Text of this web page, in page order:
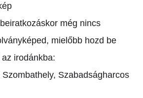
még nincs
mielőbb hozd be
az irodánkba:
Szombathely, Szabadságharcos